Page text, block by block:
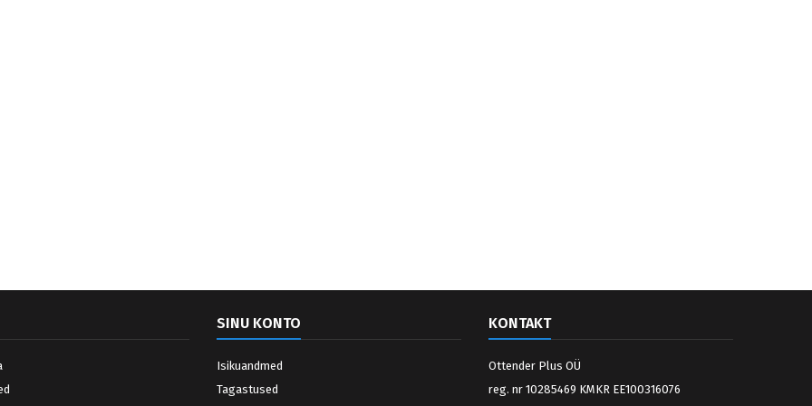
SINU KONTO
Isikuandmed
Tagastused
KONTAKT
Ottender Plus OÜ
reg. nr 10285469 KMKR EE100316076